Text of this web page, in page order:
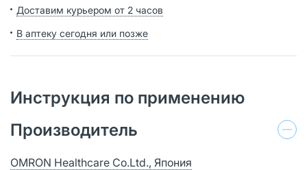
Доставим курьером от 2 часов
В аптеку сегодня или позже
Инструкция по применению
Производитель
OMRON Healthcare Co.Ltd., Япония